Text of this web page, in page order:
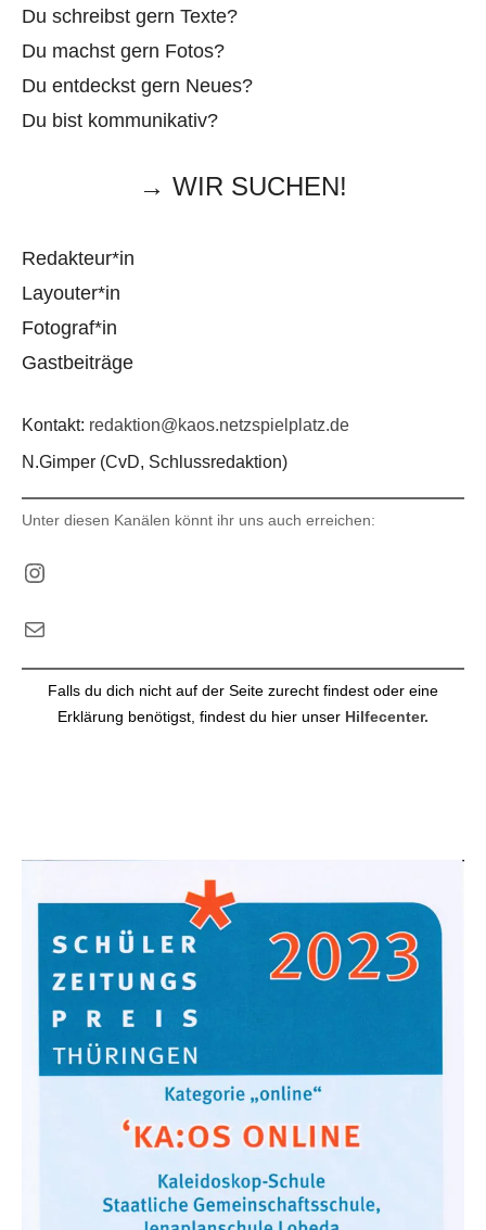
Du schreibst gern Texte?
Du machst gern Fotos?
Du entdeckst gern Neues?
Du bist kommunikativ?
→ WIR SUCHEN!
Redakteur*in
Layouter*in
Fotograf*in
Gastbeiträge
Kontakt: redaktion@kaos.netzspielplatz.de
N.Gimper (CvD, Schlussredaktion)
Unter diesen Kanälen könnt ihr uns auch erreichen:
Falls du dich nicht auf der Seite zurecht findest oder eine
Erklärung benötigst, findest du hier unser Hilfecenter.